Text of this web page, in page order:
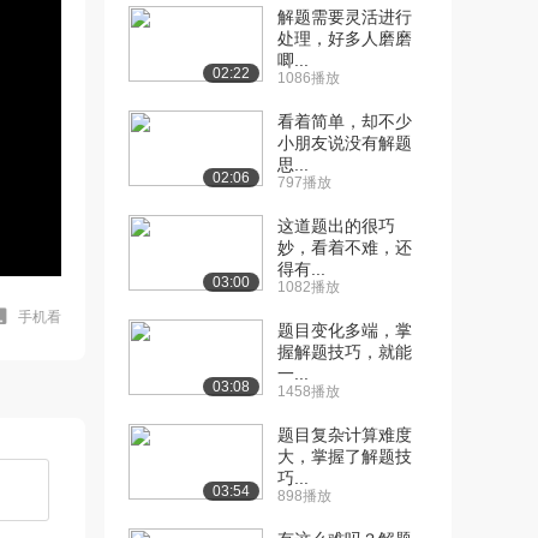
手机看
02:22
解题需要灵活进行
处理，好多人磨磨
唧...
1086播放
02:06
看着简单，却不少
小朋友说没有解题
思...
797播放
03:00
这道题出的很巧
妙，看着不难，还
得有...
1082播放
03:08
题目变化多端，掌
握解题技巧，就能
一...
1458播放
03:54
题目复杂计算难度
大，掌握了解题技
巧...
898播放